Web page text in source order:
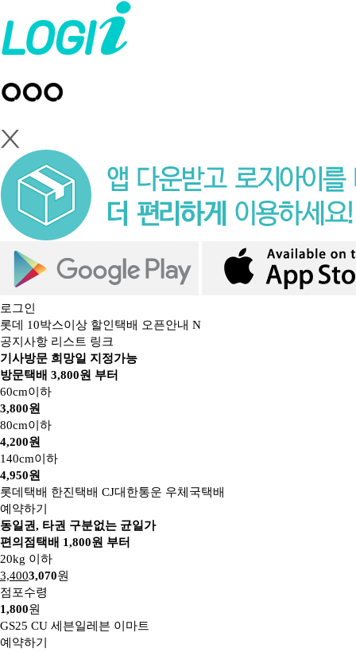
로그인
롯데 10박스이상 할인택배 오픈안내 N
공지사항 리스트 링크
기사방문 희망일 지정가능
방문택배 3,800원 부터
60cm이하
3,800원
80cm이하
4,200원
140cm이하
4,950원
롯데택배 한진택배 CJ대한통운 우체국택배
예약하기
동일권, 타권 구분없는 균일가
편의점택배 1,800원 부터
20kg 이하
3,4003,070원
점포수령
1,800원
GS25 CU 세븐일레븐 이마트
예약하기